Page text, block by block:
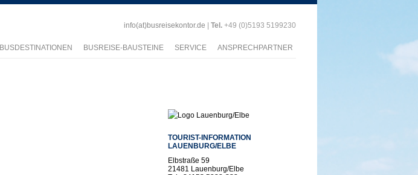
info(at)busreisekontor.de Tel. +49 (0)5193 5199230
BUSDESTINATIONEN BUSREISE-BAUSTEINE SERVICE ANSPRECHPARTNER
TOURIST-INFORMATION
LAUENBURG/ELBE
Elbstraße 59
21481 Lauenburg/Elbe